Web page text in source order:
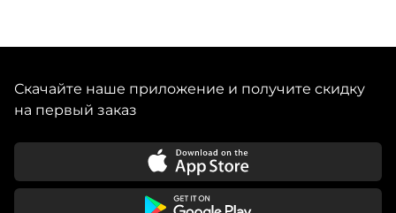
Скачайте наше приложение и получите скидку
на первый заказ